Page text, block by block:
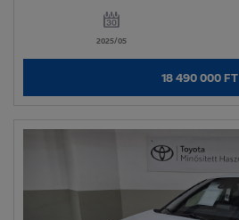
2025/05
18 490 000 FT